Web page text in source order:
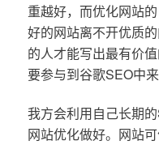
重越好，而优化网站
好的网站离不开优质
的人才能写出最有价
要参与到谷歌SEO中
我方会利用自己长期
网站优化做好。网站